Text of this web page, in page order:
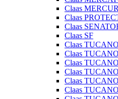
Claas MERCUR
Claas
Claas
Claas SF
Claas
Claas
Claas
Claas
Claas
Claas